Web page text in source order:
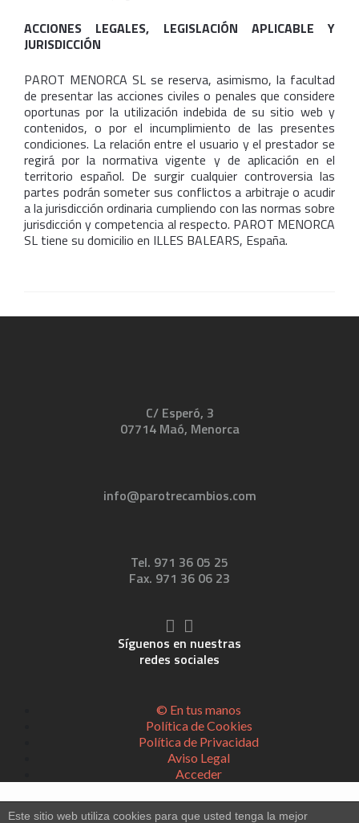
ACCIONES LEGALES, LEGISLACIÓN APLICABLE Y
JURISDICCIÓN
PAROT MENORCA SL se reserva, asimismo, la facultad
de presentar las acciones civiles o penales que considere
oportunas por la utilización indebida de su sitio web y
contenidos, o por el incumplimiento de las presentes
condiciones. La relación entre el usuario y el prestador se
regirá por la normativa vigente y de aplicación en el
territorio español. De surgir cualquier controversia las
partes podrán someter sus conflictos a arbitraje o acudir
a la jurisdicción ordinaria cumpliendo con las normas sobre
jurisdicción y competencia al respecto. PAROT MENORCA
SL tiene su domicilio en ILLES BALEARS, España.
C/ Esperó, 3
07714 Maó, Menorca
info@parotrecambios.com
Tel. 971 36 05 25
Fax. 971 36 06 23
Síguenos en nuestras
redes sociales
© En tus manos
Política de Cookies
Política de Privacidad
Aviso Legal
Acceder
Este sitio web utiliza cookies para que usted tenga la mejor